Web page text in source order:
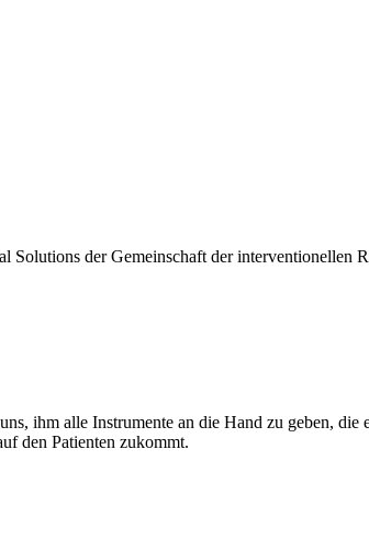
der Gemeinschaft der interventionellen
ihm alle Instrumente an die Hand zu geben,
den Patienten zukommt.